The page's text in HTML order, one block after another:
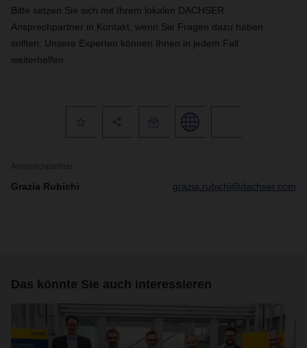
Bitte setzen Sie sich mit Ihrem lokalen DACHSER
Ansprechpartner in Kontakt, wenn Sie Fragen dazu haben
sollten. Unsere Experten können Ihnen in jedem Fall
weiterhelfen.
Ansprechpartner
Grazia Rubichi grazia.rubichi@dachser.com
Das könnte Sie auch interessieren